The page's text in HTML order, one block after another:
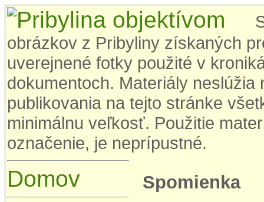
obrázkov z Pribyliny získaných
uverejnené fotky použité v
dokumentoch. Materiály
publikovania na tejto stránke
minimálnu veľkosť. Použitie
označenie, je neprípustné.
Domov
Spomienka